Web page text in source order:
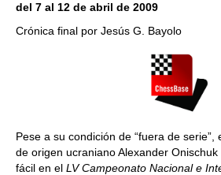
del 7 al 12 de abril de 2009
Crónica final por Jesús G. Bayolo
Pese a su condición de “fuera de
de origen ucraniano Alexander
fácil en el LV Campeonato Nacional e